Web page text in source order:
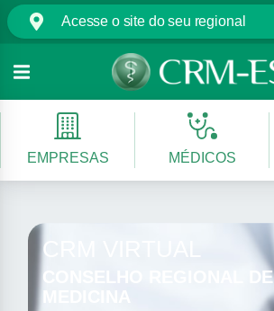
EMPRESAS MÉDICOS
CRM VIRTUAL
CONSELHO REGIONAL DE
MEDICINA